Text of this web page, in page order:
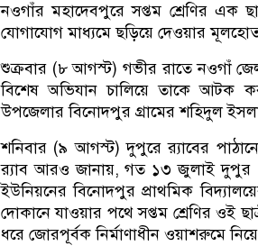
নওগাঁর মহাদেবপুরে সপ্তম শ্রেণির এক
যোগাযোগ মাধ্যমে ছড়িয়ে দেওয়ার
শুক্রবার (৮ আগস্ট) গভীর রাতে নওগাঁ
বিশেষ অভিযান চালিয়ে তাকে আটক
উপজেলার বিনোদপুর গ্রামের শহিদুল
শনিবার (৯ আগস্ট) দুপুরে র‍্যাবের
র‌্যাব আরও জানায়, গত ১৩ জুলাই দুপুর
ইউনিয়নের বিনোদপুর প্রাথমিক
দোকানে যাওয়ার পথে সপ্তম শ্রেণির ওই
ধরে জোরপূর্বক নির্মাণাধীন ওয়াশরুমে